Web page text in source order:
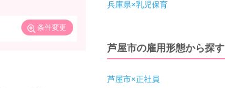
条件変更
兵庫県×乳児保育
芦屋市の雇用形態から探す
芦屋市×正社員